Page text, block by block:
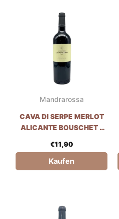
Mandrarossa
CAVA DI SERPE MERLOT
ALICANTE BOUSCHET -
€11,90
Kaufen